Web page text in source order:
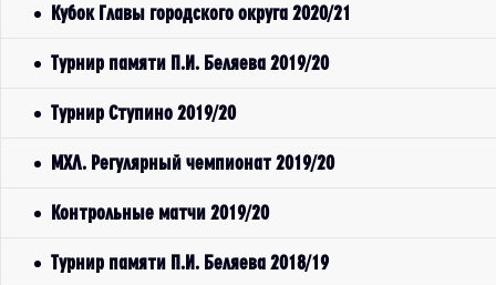
Кубок Главы городского округа 2020/21
Турнир памяти П.И. Беляева 2019/20
Турнир Ступино 2019/20
МХЛ. Регулярный чемпионат 2019/20
Контрольные матчи 2019/20
Турнир памяти П.И. Беляева 2018/19